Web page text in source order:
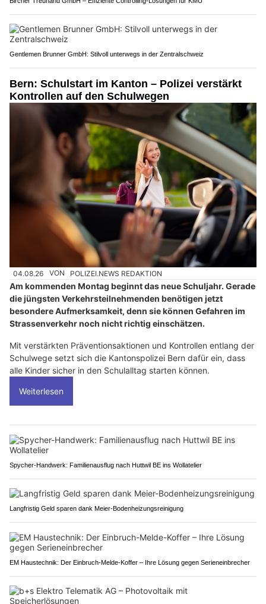
Gentlemen Brunner GmbH: Stilvoll unterwegs in der Zentralschweiz
Bern: Schulstart im Kanton – Polizei verstärkt
Kontrollen auf den Schulwegen
04.08.26 VON POLIZEI.NEWS REDAKTION
Am kommenden Montag beginnt das neue Schuljahr. Gerade
die jüngsten Verkehrsteilnehmenden benötigen jetzt
besondere Aufmerksamkeit, denn sie können Gefahren im
Strassenverkehr noch nicht richtig einschätzen.
Mit verstärkten Präventionsaktionen und Kontrollen entlang der
Schulwege setzt sich die Kantonspolizei Bern dafür ein, dass
alle Kinder sicher in den Schulalltag starten können.
Weiterlesen
Spycher-Handwerk: Familienausflug nach Huttwil BE ins Wollatelier
Langfristig Geld sparen dank Meier-Bodenheizungsreinigung
EM Haustechnik: Der Einbruch-Melde-Koffer – Ihre Lösung gegen Serieneinbrecher